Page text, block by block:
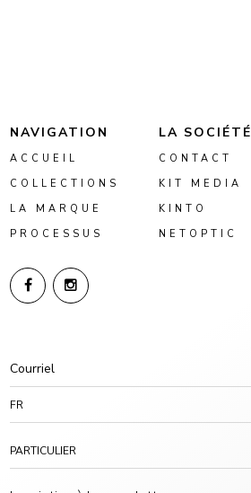
NAVIGATION
ACCUEIL
COLLECTIONS
LA MARQUE
PROCESSUS
LA SOCIÉTÉ
CONTACT
KIT MEDIA
KINTO
NETOPTIC
FR
PARTICULIER